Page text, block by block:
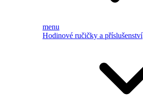
menu
Hodinové ručičky a příslušenství